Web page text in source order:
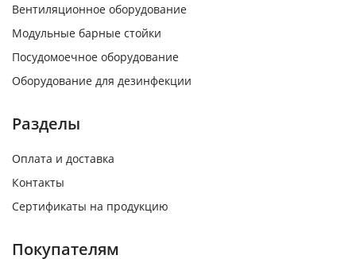
Вентиляционное оборудование
Модульные барные стойки
Посудомоечное оборудование
Оборудование для дезинфекции
Разделы
Оплата и доставка
Контакты
Сертификаты на продукцию
Покупателям